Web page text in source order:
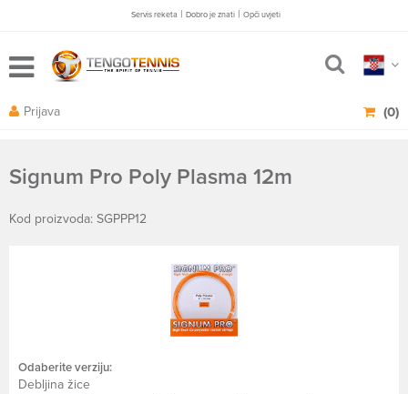
Servis reketa | Dobro je znati | Opči uvjeti
(0)
Prijava
Signum Pro Poly Plasma 12m
Kod proizvoda: SGPPP12
Odaberite verziju:
Debljina žice